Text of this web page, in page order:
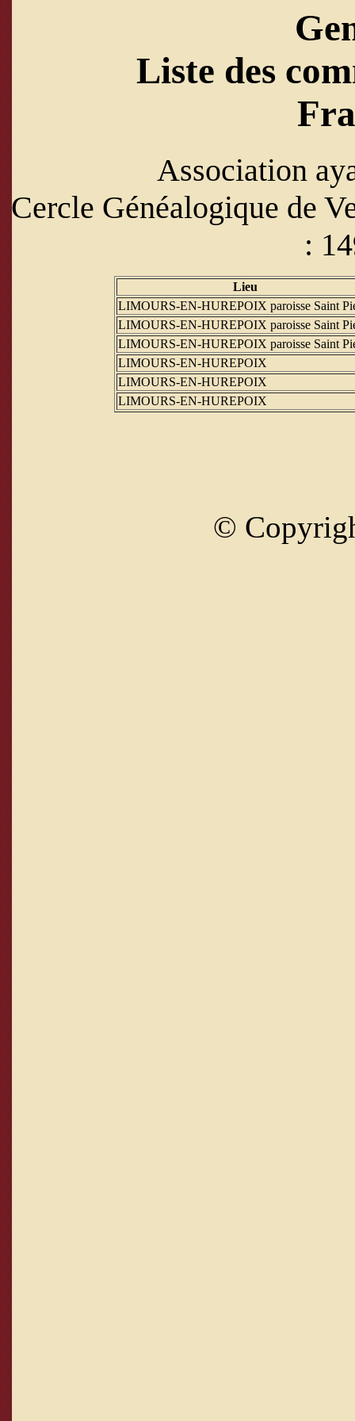
Liste des
Association
Cercle Généalogique de
:
Lieu
LIMOURS-EN-HUREPOIX paroisse Saint
LIMOURS-EN-HUREPOIX paroisse Saint
LIMOURS-EN-HUREPOIX paroisse Saint
LIMOURS-EN-HUREPOIX
LIMOURS-EN-HUREPOIX
LIMOURS-EN-HUREPOIX
©